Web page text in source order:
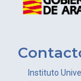
Instituto